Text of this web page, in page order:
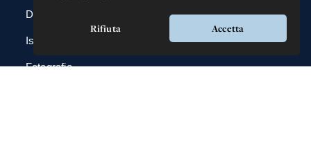
Rifiuta Accetta
DBDrive
Iscrizioni
Fotografie